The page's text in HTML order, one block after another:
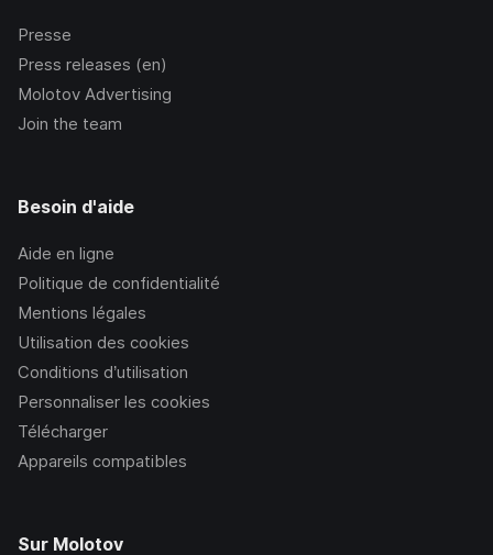
Presse
Press releases (en)
Molotov Advertising
Join the team
Besoin d'aide
Aide en ligne
Politique de confidentialité
Mentions légales
Utilisation des cookies
Conditions d’utilisation
Personnaliser les cookies
Télécharger
Appareils compatibles
Sur Molotov